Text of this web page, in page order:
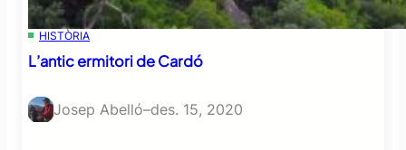
HISTÒRIA
L’antic ermitori de Cardó
Josep Abelló–des. 15, 2020